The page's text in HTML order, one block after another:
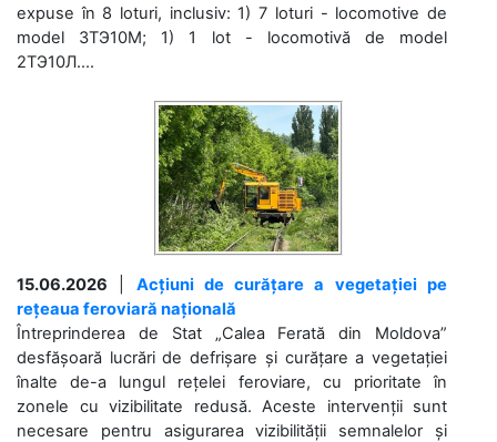
expuse în 8 loturi, inclusiv: 1) 7 loturi - locomotive de
model 3ТЭ10М; 1) 1 lot - locomotivă de model
2ТЭ10Л....
15.06.2026
Acțiuni de curățare a vegetației pe
rețeaua feroviară națională
Întreprinderea de Stat „Calea Ferată din Moldova”
desfășoară lucrări de defrișare și curățare a vegetației
înalte de-a lungul rețelei feroviare, cu prioritate în
zonele cu vizibilitate redusă. Aceste intervenții sunt
necesare pentru asigurarea vizibilității semnalelor și